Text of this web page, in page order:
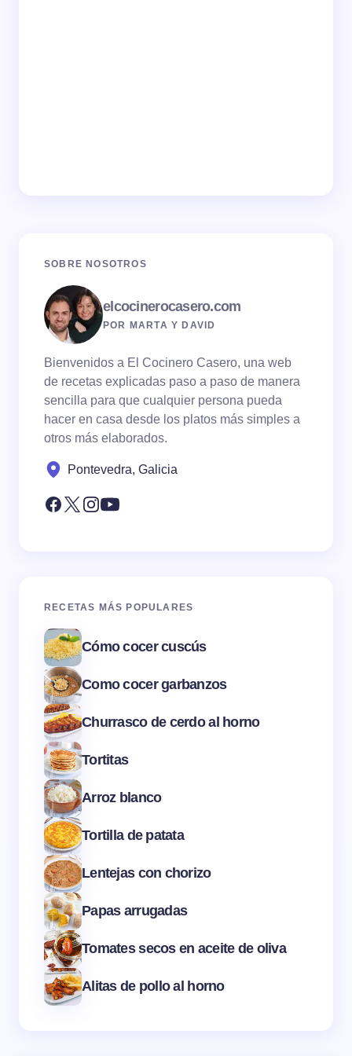
SOBRE NOSOTROS
elcocinerocasero.com
POR MARTA Y DAVID
Bienvenidos a El Cocinero Casero, una web
de recetas explicadas paso a paso de manera
sencilla para que cualquier persona pueda
hacer en casa desde los platos más simples a
otros más elaborados.
Pontevedra, Galicia
RECETAS MÁS POPULARES
Cómo cocer cuscús
Como cocer garbanzos
Churrasco de cerdo al horno
Tortitas
Arroz blanco
Tortilla de patata
Lentejas con chorizo
Papas arrugadas
Tomates secos en aceite de oliva
Alitas de pollo al horno